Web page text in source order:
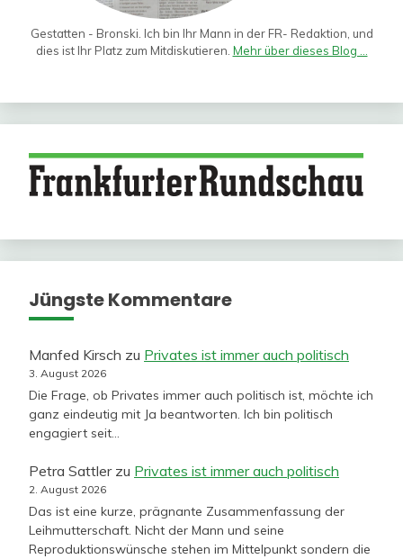
Gestatten - Bronski. Ich bin Ihr Mann in der FR- Redaktion, und
dies ist Ihr Platz zum Mitdiskutieren. Mehr über dieses Blog ...
Jüngste Kommentare
Manfed Kirsch zu Privates ist immer auch politisch
3. August 2026
Die Frage, ob Privates immer auch politisch ist, möchte ich
ganz eindeutig mit Ja beantworten. Ich bin politisch
engagiert seit…
Petra Sattlerzu Privates ist immer auch politisch
2. August 2026
Das ist eine kurze, prägnante Zusammenfassung der
Leihmutterschaft. Nicht der Mann und seine
Reproduktionswünsche stehen im Mittelpunkt sondern die